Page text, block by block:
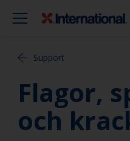
Support
Flagor,
och